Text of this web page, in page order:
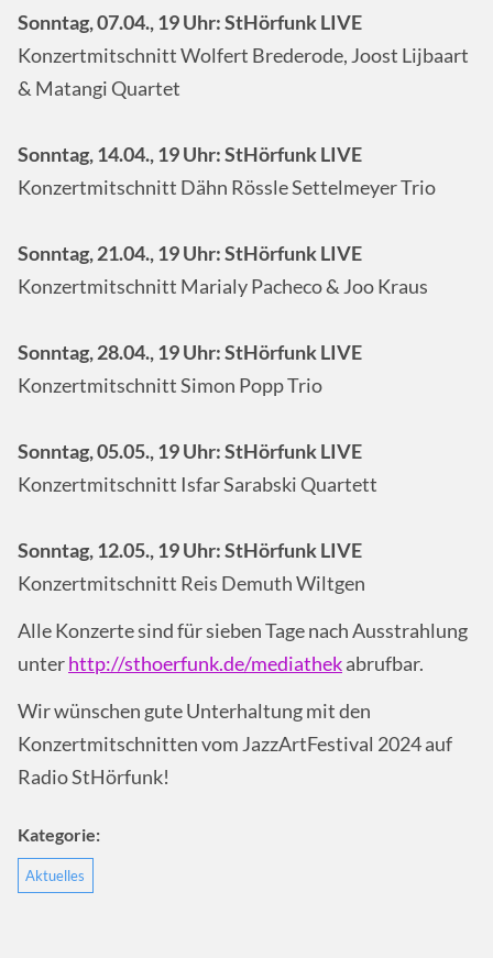
Sonntag, 07.04., 19 Uhr: StHörfunk LIVE
Konzertmitschnitt Wolfert Brederode, Joost Lijbaart
& Matangi Quartet
Sonntag, 14.04., 19 Uhr: StHörfunk LIVE
Konzertmitschnitt Dähn Rössle Settelmeyer Trio
Sonntag, 21.04., 19 Uhr: StHörfunk LIVE
Konzertmitschnitt Marialy Pacheco & Joo Kraus
Sonntag, 28.04., 19 Uhr: StHörfunk LIVE
Konzertmitschnitt Simon Popp Trio
Sonntag, 05.05., 19 Uhr: StHörfunk LIVE
Konzertmitschnitt Isfar Sarabski Quartett
Sonntag, 12.05., 19 Uhr: StHörfunk LIVE
Konzertmitschnitt Reis Demuth Wiltgen
Alle Konzerte sind für sieben Tage nach Ausstrahlung
unterhttp://sthoerfunk.de/mediathekabrufbar.
Wir wünschen gute Unterhaltung mit den
Konzertmitschnitten vom JazzArtFestival 2024 auf
Radio StHörfunk!
Kategorie:
Aktuelles